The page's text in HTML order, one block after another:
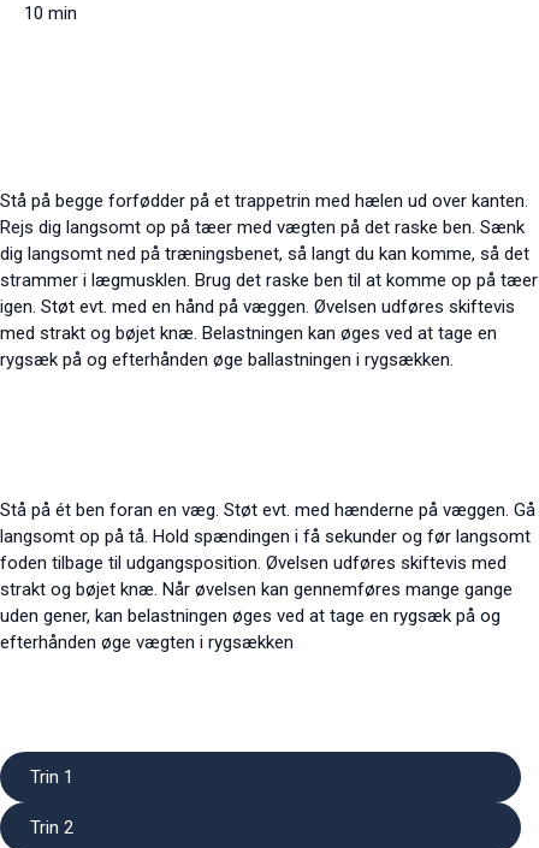
10 min
Stå på begge forfødder på et trappetrin med hælen ud over kanten.
Rejs dig langsomt op på tæer med vægten på det raske ben. Sænk
dig langsomt ned på træningsbenet, så langt du kan komme, så det
strammer i lægmusklen. Brug det raske ben til at komme op på tæer
igen. Støt evt. med en hånd på væggen. Øvelsen udføres skiftevis
med strakt og bøjet knæ. Belastningen kan øges ved at tage en
rygsæk på og efterhånden øge ballastningen i rygsækken.
Stå på ét ben foran en væg. Støt evt. med hænderne på væggen. Gå
langsomt op på tå. Hold spændingen i få sekunder og før langsomt
foden tilbage til udgangsposition. Øvelsen udføres skiftevis med
strakt og bøjet knæ. Når øvelsen kan gennemføres mange gange
uden gener, kan belastningen øges ved at tage en rygsæk på og
efterhånden øge vægten i rygsækken
Trin 1
Trin 2